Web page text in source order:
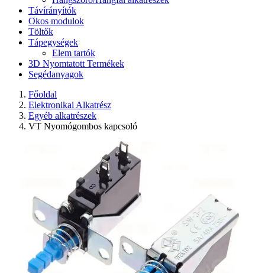
Távírányítók
Okos modulok
Töltők
Tápegységek
Elem tartók
3D Nyomtatott Termékek
Segédanyagok
Főoldal
Elektronikai Alkatrész
Egyéb alkatrészek
VT Nyomógombos kapcsoló